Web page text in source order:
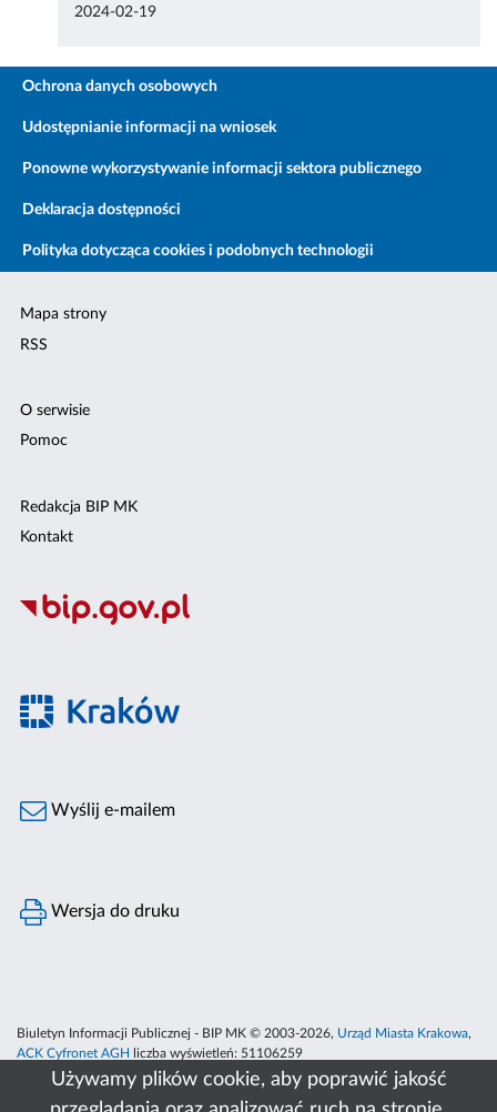
Używamy plików cookie, aby poprawić jakość
2024-02-19
Ochrona danych osobowych
Udostępnianie informacji na wniosek
Ponowne wykorzystywanie informacji sektora publicznego
Deklaracja dostępności
Polityka dotycząca cookies i podobnych technologii
Mapa strony
RSS
O serwisie
Pomoc
Redakcja BIP MK
Kontakt
Wyślij e-mailem
Wersja do druku
Biuletyn Informacji Publicznej - BIP MK © 2003-2026, Urząd Miasta Krakowa,
ACK Cyfronet AGH
liczba wyświetleń: 51106259